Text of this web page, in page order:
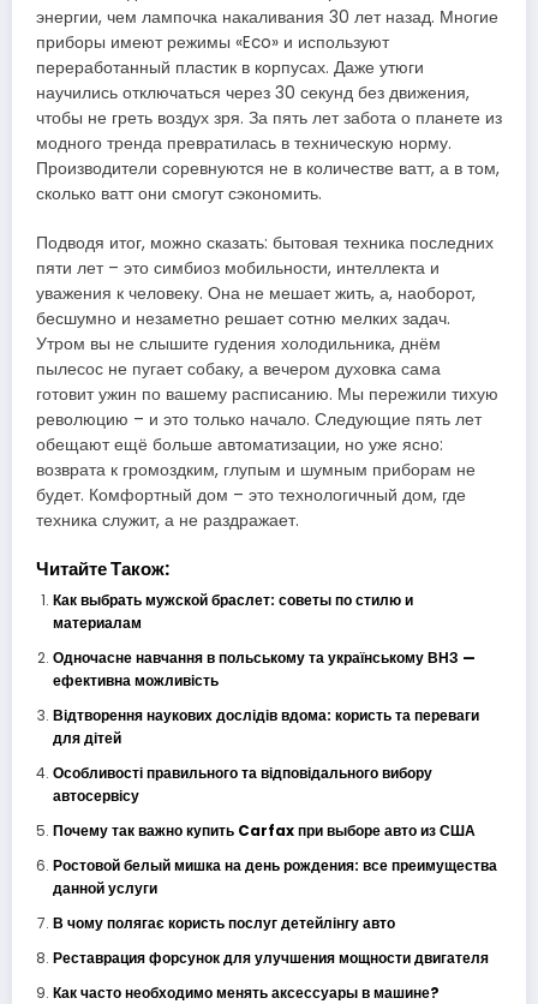
энергии, чем лампочка накаливания 30 лет назад. Многие
приборы имеют режимы «Eco» и используют
переработанный пластик в корпусах. Даже утюги
научились отключаться через 30 секунд без движения,
чтобы не греть воздух зря. За пять лет забота о планете из
модного тренда превратилась в техническую норму.
Производители соревнуются не в количестве ватт, а в том,
сколько ватт они смогут сэкономить.
Подводя итог, можно сказать: бытовая техника последних
пяти лет – это симбиоз мобильности, интеллекта и
уважения к человеку. Она не мешает жить, а, наоборот,
бесшумно и незаметно решает сотню мелких задач.
Утром вы не слышите гудения холодильника, днём
пылесос не пугает собаку, а вечером духовка сама
готовит ужин по вашему расписанию. Мы пережили тихую
революцию – и это только начало. Следующие пять лет
обещают ещё больше автоматизации, но уже ясно:
возврата к громоздким, глупым и шумным приборам не
будет. Комфортный дом – это технологичный дом, где
техника служит, а не раздражает.
Читайте Також:
Как выбрать мужской браслет: советы по стилю и
материалам
Одночасне навчання в польському та українському ВНЗ —
ефективна можливість
Відтворення наукових дослідів вдома: користь та переваги
для дітей
Особливості правильного та відповідального вибору
автосервісу
Почему так важно купить Carfax при выборе авто из США
Ростовой белый мишка на день рождения: все преимущества
данной услуги
В чому полягає користь послуг детейлінгу авто
Реставрация форсунок для улучшения мощности двигателя
Как часто необходимо менять аксессуары в машине?